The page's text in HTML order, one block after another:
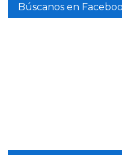
Búscanos en